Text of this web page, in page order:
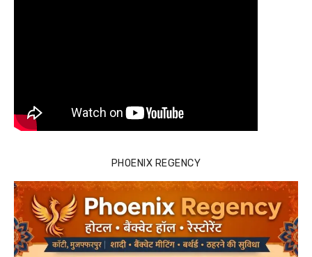
PHOENIX REGENCY